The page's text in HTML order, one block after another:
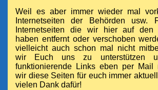
Weil es aber immer wieder mal
Internetseiten der Behörden usw.
Internetseiten die wir hier auf den
haben entfernt oder verschoben
vielleicht auch schon mal nicht
wir Euch uns zu unterstützen
funktionierende Links eben per Mail
wir diese Seiten für euch immer
vielen Dank dafür!